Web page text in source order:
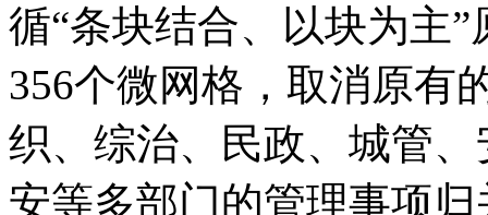
循“条块结合、以块为主
356个微网格，取消原有
织、综治、民政、城管
安等多部门的管理事项